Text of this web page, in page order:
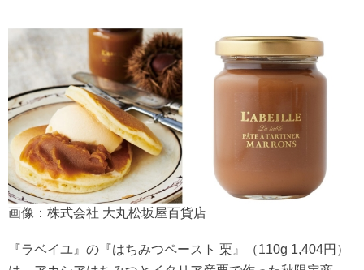
画像：株式会社 大丸松坂屋百貨店
『ラベイユ』の『はちみつペースト 栗』（110g 1,404円）